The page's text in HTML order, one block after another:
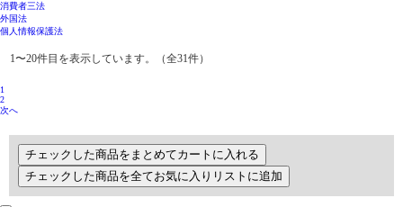
消費者三法
外国法
個人情報保護法
1〜20件目を表示しています。（全31件）
1
2
次へ
チェックした商品をまとめてカートに入れる
チェックした商品を全てお気に入りリストに追加